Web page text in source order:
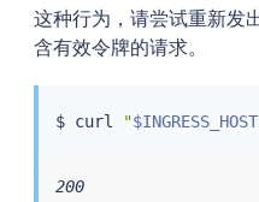
这种行为，请尝试重新发
含有效令牌的请求。
$ curl "$INGRESS_HOST
200